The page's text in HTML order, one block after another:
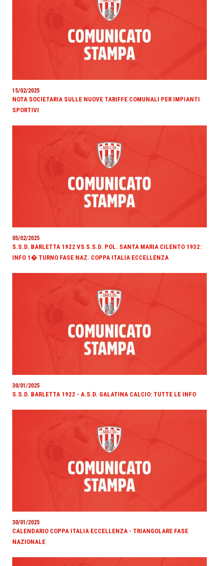
15/02/2025
NOTA SOCIETARIA SULLE NUOVE TARIFFE COMUNALI PER IMPIANTI
SPORTIVI
05/02/2025
S.S.D. BARLETTA 1922 VS S.S.D. POL. SANTA MARIA CILENTO 1932:
INFO 1� TURNO FASE NAZ. COPPA ITALIA ECCELLENZA
30/01/2025
S.S.D. BARLETTA 1922 - A.S.D. GALATINA CALCIO: TUTTE LE INFO
30/01/2025
CALENDARIO COPPA ITALIA ECCELLENZA - TRIANGOLARE FASE
NAZIONALE